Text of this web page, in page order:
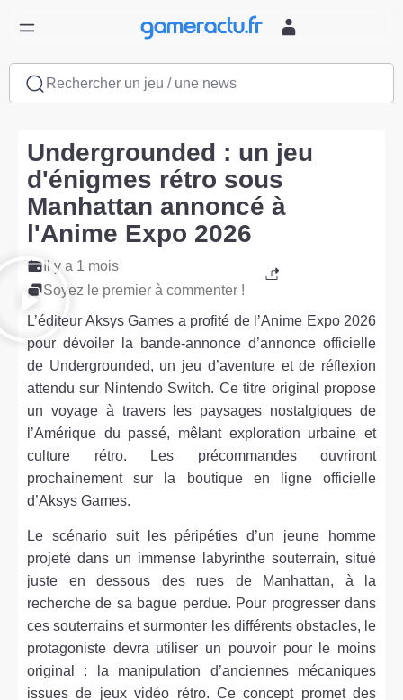
Rechercher un jeu / une news
Undergrounded : un jeu
d'énigmes rétro sous
Manhattan annoncé à
l'Anime Expo 2026
Il y a 1 mois
Soyez le premier à commenter !
L’éditeur Aksys Games a profité de l’Anime Expo 2026
pour dévoiler la bande-annonce d’annonce officielle
de Undergrounded, un jeu d’aventure et de réflexion
attendu sur Nintendo Switch. Ce titre original propose
un voyage à travers les paysages nostalgiques de
l’Amérique du passé, mêlant exploration urbaine et
culture rétro. Les précommandes ouvriront
prochainement sur la boutique en ligne officielle
d’Aksys Games.
Le scénario suit les péripéties d’un jeune homme
projeté dans un immense labyrinthe souterrain, situé
juste en dessous des rues de Manhattan, à la
recherche de sa bague perdue. Pour progresser dans
ces souterrains et surmonter les différents obstacles, le
protagoniste devra utiliser un pouvoir pour le moins
original : la manipulation d’anciennes mécaniques
issues de jeux vidéo rétro. Ce concept promet des